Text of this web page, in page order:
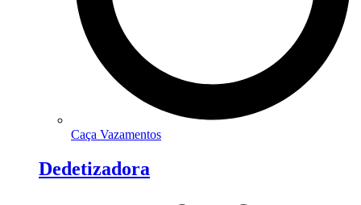
Caça Vazamentos
Dedetizadora